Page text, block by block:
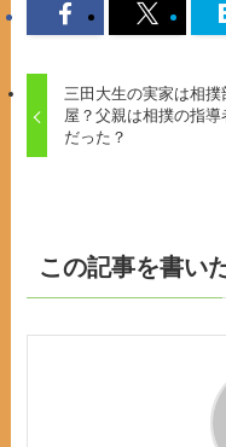
三田大生の実家は相撲
屋？父親は相撲の指導
だった？
この記事を書い